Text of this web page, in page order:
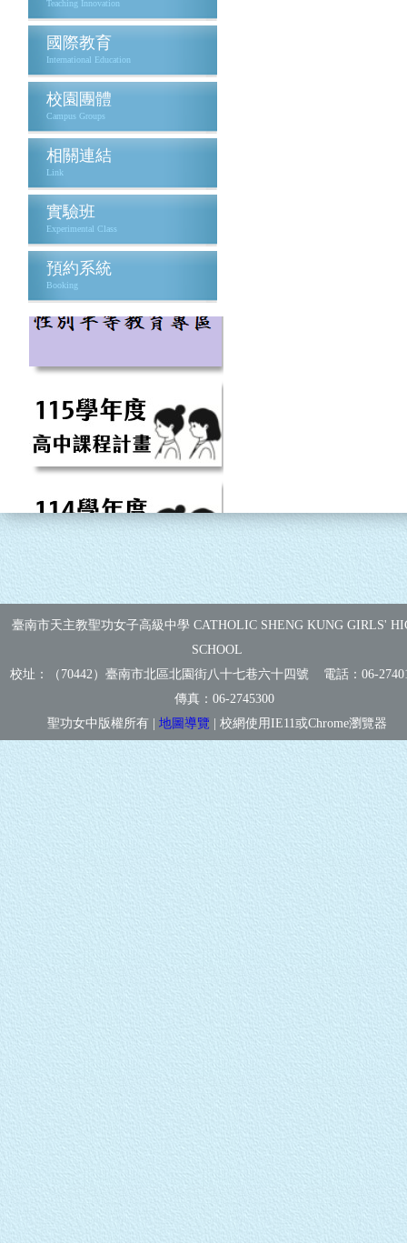
Teaching Innovation
國際教育
International Education
校園團體
Campus Groups
相關連結
Link
實驗班
Experimental Class
預約系統
Booking
臺南市天主教聖功女子高級中學 CATHOLIC SHENG KUNG GIRLS'
SCHOOL
校址：（70442）臺南市北區北園街八十七巷六十四號 電話：06-
傳真： 06-2745300
聖功女中版權所有 | 地圖導覽 | 校網使用IE11或Chrome瀏覽器